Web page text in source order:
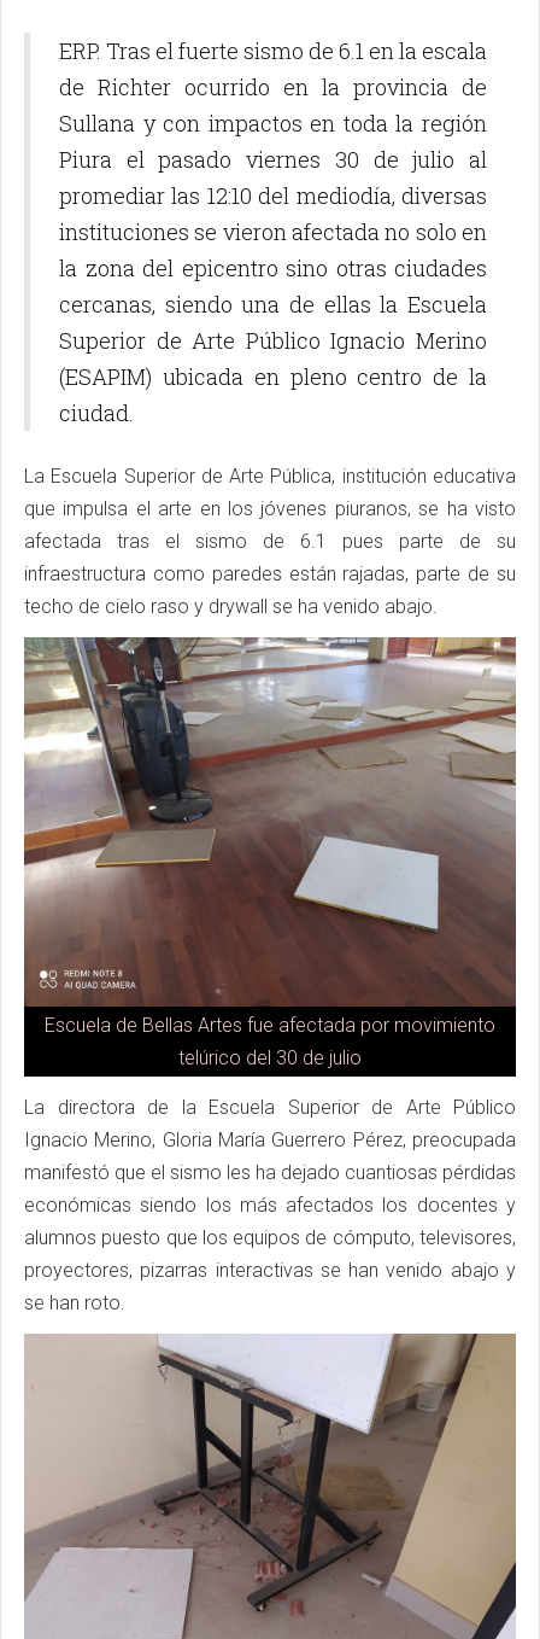
ERP. Tras el fuerte sismo de 6.1 en la escala
de Richter ocurrido en la provincia de
Sullana y con impactos en toda la región
Piura el pasado viernes 30 de julio al
promediar las 12:10 del mediodía, diversas
instituciones se vieron afectada no solo en
la zona del epicentro sino otras ciudades
cercanas, siendo una de ellas la Escuela
Superior de Arte Público Ignacio Merino
(ESAPIM) ubicada en pleno centro de la
ciudad.
La Escuela Superior de Arte Pública, institución educativa
que impulsa el arte en los jóvenes piuranos, se ha visto
afectada tras el sismo de 6.1 pues parte de su
infraestructura como paredes están rajadas, parte de su
techo de cielo raso y drywall se ha venido abajo.
Escuela de Bellas Artes fue afectada por movimiento
telúrico del 30 de julio
La directora de la Escuela Superior de Arte Público
Ignacio Merino, Gloria María Guerrero Pérez, preocupada
manifestó que el sismo les ha dejado cuantiosas pérdidas
económicas siendo los más afectados los docentes y
alumnos puesto que los equipos de cómputo, televisores,
proyectores, pizarras interactivas se han venido abajo y
se han roto.